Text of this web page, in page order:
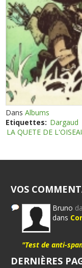
DansAlbums
Etiquettes: Dargaud
LA QUETE DE
VOS
Bruno
dans
"Test de anti-
DERNIÈRES